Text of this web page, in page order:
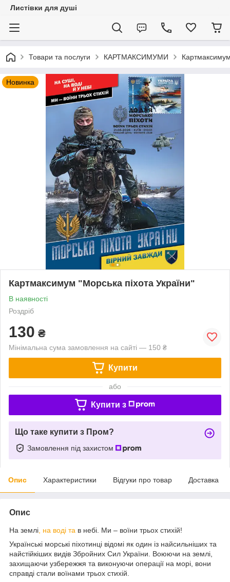
Листівки для душі
Товари та послуги КАРТМАКСИМУМИ
Новинка
Картмаксимум "Морська піхота України"
В наявності
Роздріб
130 ₴
Мінімальна сума замовлення на сайті — 150 ₴
Купити
або
Купити з
Що таке купити з Пром?
Замовлення під захистом
Опис Характеристики Відгуки про товар Доставка
Опис
На землі , на воді та в небі. Ми – воїни трьох стихій!
Українські морські піхотинці відомі як один із найсильніших та
найстійкіших видів Збройних Сил України. Воюючи на землі,
захищаючи узбережжя та виконуючи операції на морі, вони
справді стали воїнами трьох стихій.